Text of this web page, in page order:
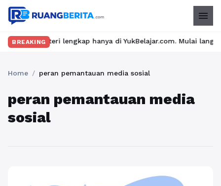
menu
BREAKING
materi lengkap hanya di YukBelajar.com. Mulai langkah
Home / peran pemantauan media sosial
peran pemantauan media
sosial